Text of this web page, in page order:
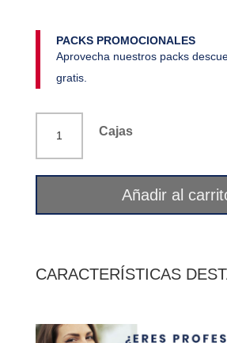
PACKS PROMOCIONALES
Aprovecha nuestros packs
gratis.
rooibos
Pirineo
Cajas
Añadir al
CARACTERÍSTICAS